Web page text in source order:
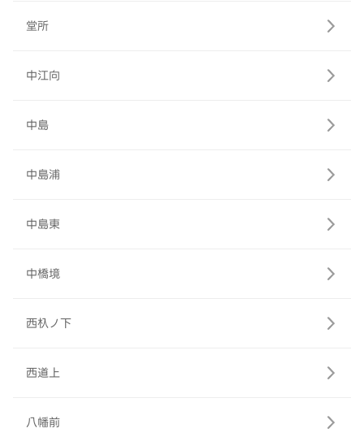
堂所
中江向
中島
中島浦
中島東
中橋境
西杁ノ下
西道上
八幡前